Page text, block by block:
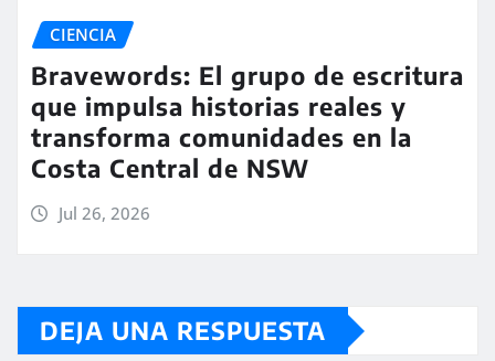
CIENCIA
Bravewords: El grupo de escritura
que impulsa historias reales y
transforma comunidades en la
Costa Central de NSW
Jul 26, 2026
DEJA UNA RESPUESTA